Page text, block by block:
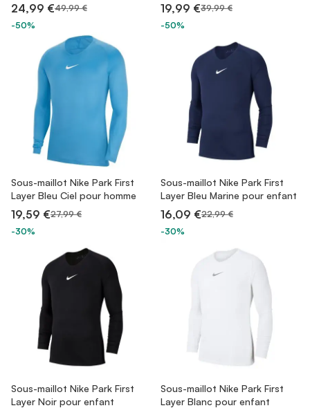
24,99 €49,99 €
-50%
19,99 €39,99 €
-50%
Sous-maillot Nike Park First
Layer Bleu Ciel pour homme
19,59 €27,99 €
-30%
Sous-maillot Nike Park First
Layer Bleu Marine pour enfant
16,09 €22,99 €
-30%
Sous-maillot Nike Park First
Layer Noir pour enfant
Sous-maillot Nike Park First
Layer Blanc pour enfant